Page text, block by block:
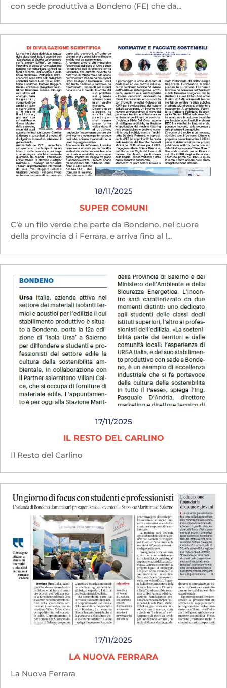
con sede produttiva a Bondeno (FE) che da...
18/11/2025
SUPER COMUNI
C’è un filo verde che parte da Bondeno, nel cuore
della provincia d i Ferrara, e arriva fino al l...
17/11/2025
IL RESTO DEL CARLINO
Il Resto del Carlino
17/11/2025
LA NUOVA FERRARA
La Nuova Ferrara